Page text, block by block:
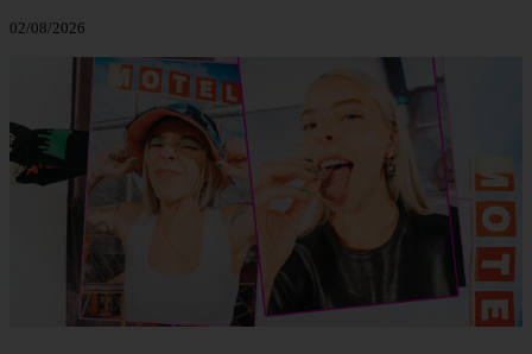
02/08/2026